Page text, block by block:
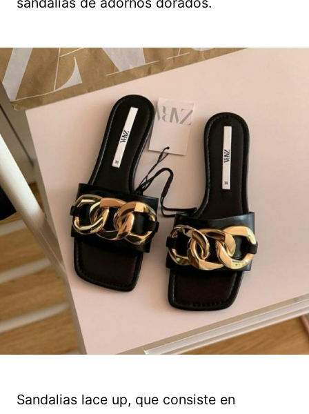
Sandalias lace up, que consiste en